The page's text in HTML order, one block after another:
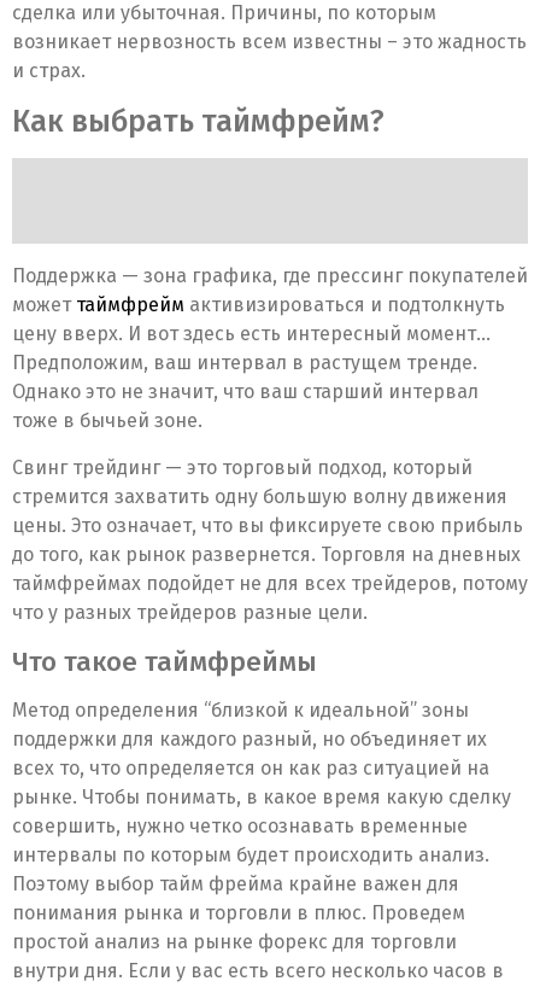
сделка или убыточная. Причины, по которым
возникает нервозность всем известны – это жадность
и страх.
Как выбрать таймфрейм?
Поддержка — зона графика, где прессинг покупателей
может таймфрейм активизироваться и подтолкнуть
цену вверх. И вот здесь есть интересный момент…
Предположим, ваш интервал в растущем тренде.
Однако это не значит, что ваш старший интервал
тоже в бычьей зоне.
Свинг трейдинг — это торговый подход, который
стремится захватить одну большую волну движения
цены. Это означает, что вы фиксируете свою прибыль
до того, как рынок развернется. Торговля на дневных
таймфреймах подойдет не для всех трейдеров, потому
что у разных трейдеров разные цели.
Что такое таймфреймы
Метод определения “близкой к идеальной” зоны
поддержки для каждого разный, но объединяет их
всех то, что определяется он как раз ситуацией на
рынке. Чтобы понимать, в какое время какую сделку
совершить, нужно четко осознавать временные
интервалы по которым будет происходить анализ.
Поэтому выбор тайм фрейма крайне важен для
понимания рынка и торговли в плюс. Проведем
простой анализ на рынке форекс для торговли
внутри дня. Если у вас есть всего несколько часов в